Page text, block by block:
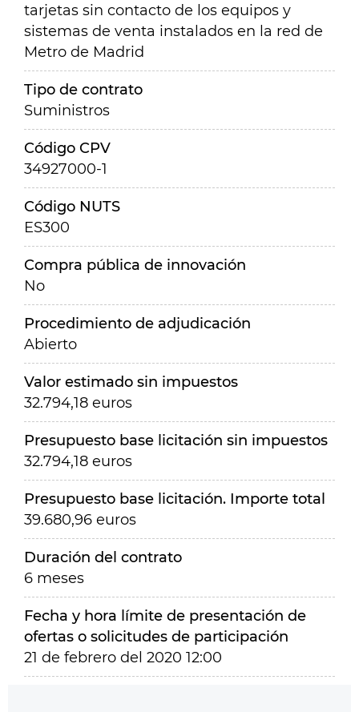
tarjetas sin contacto de los equipos y
sistemas de venta instalados en la red de
Metro de Madrid
Tipo de contrato
Suministros
Código CPV
34927000-1
Código NUTS
ES300
Compra pública de innovación
No
Procedimiento de adjudicación
Abierto
Valor estimado sin impuestos
32.794,18 euros
Presupuesto base licitación sin impuestos
32.794,18 euros
Presupuesto base licitación. Importe total
39.680,96 euros
Duración del contrato
6 meses
Fecha y hora límite de presentación de
ofertas o solicitudes de participación
21 de febrero del 2020 12:00